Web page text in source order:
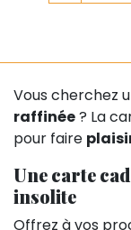
Vous cherchez
raffinée? La
pour faire
Une carte
insolite
Offrez à vos